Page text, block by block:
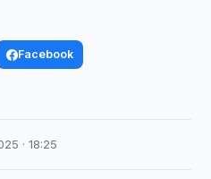
Facebook
· 18:25